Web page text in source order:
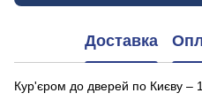
Доставка
Кур'єром до дверей по Києву –